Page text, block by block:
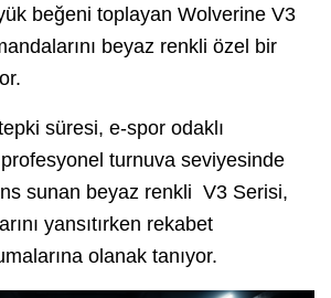
beğeni toplayan Wolverine V3
beyaz renkli özel bir
tepki süresi, e-spor odaklı
turnuva seviyesinde
sunan beyaz renkli V3 Serisi,
yansıtırken rekabet
olanak tanıyor.